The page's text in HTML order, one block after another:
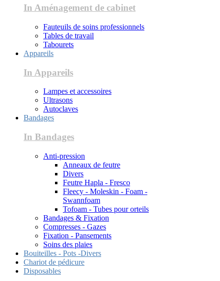
In Aménagement de cabinet
Fauteuils de soins professionnels
Tables de travail
Tabourets
Appareils
In Appareils
Lampes et accessoires
Ultrasons
Autoclaves
Bandages
In Bandages
Anti-pression
Anneaux de feutre
Divers
Feutre Hapla - Fresco
Fleecy - Moleskin - Foam -
Swannfoam
Tofoam - Tubes pour orteils
Bandages & Fixation
Compresses - Gazes
Fixation - Pansements
Soins des plaies
Bouiteilles - Pots -Divers
Chariot de pédicure
Disposables